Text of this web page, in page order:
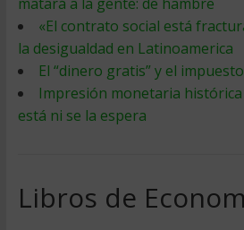
«El contrato social está
la desigualdad en Latinoamerica
El “dinero gratis” y el
Impresión monetaria
está ni se la espera
Libros de